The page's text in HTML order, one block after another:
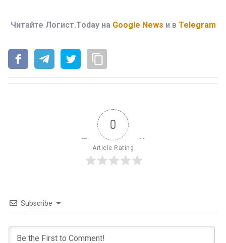
Читайте Логист.Today на Google News и в Telegram
0
Article Rating
Subscribe